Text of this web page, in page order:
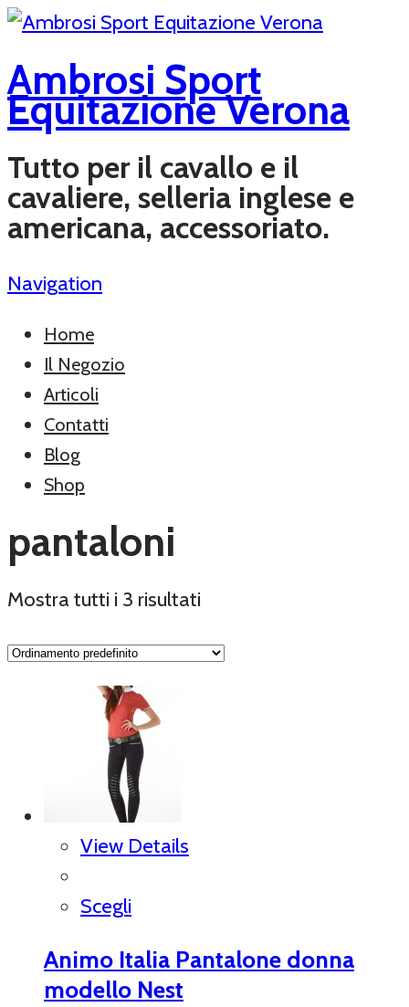
Ambrosi Sport
Equitazione Verona
Tutto per il cavallo e il
cavaliere, selleria inglese e
americana, accessoriato.
Navigation
Home
Il Negozio
Articoli
Contatti
Blog
Shop
pantaloni
Mostra tutti i 3 risultati
View Details
Scegli
Animo Italia Pantalone donna
modello Nest